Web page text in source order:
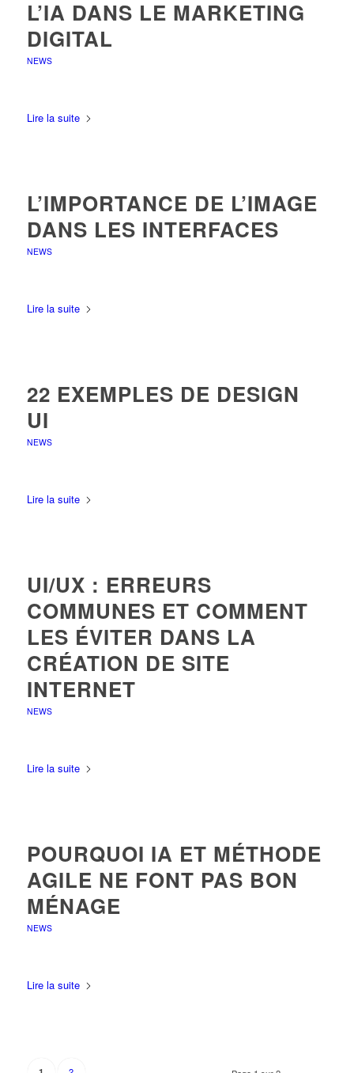
L’IA DANS LE MARKETING
DIGITAL
NEWS
Lire la suite
L’IMPORTANCE DE L’IMAGE
DANS LES INTERFACES
NEWS
Lire la suite
22 EXEMPLES DE DESIGN
UI
NEWS
Lire la suite
UI/UX : ERREURS
COMMUNES ET COMMENT
LES ÉVITER DANS LA
CRÉATION DE SITE
INTERNET
NEWS
Lire la suite
POURQUOI IA ET MÉTHODE
AGILE NE FONT PAS BON
MÉNAGE
NEWS
Lire la suite